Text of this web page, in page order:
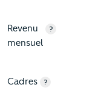
Revenu
mensuel
?
Cadres ?